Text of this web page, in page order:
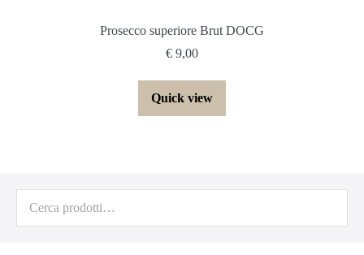
Prosecco superiore Brut DOCG
€ 9,00
Quick view